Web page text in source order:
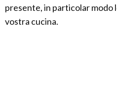
presente, in particolar modo
vostra cucina.